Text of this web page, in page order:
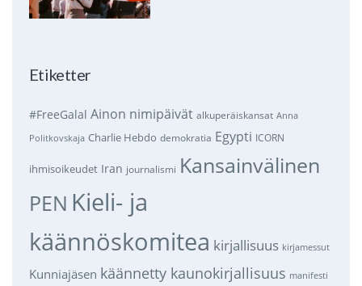
Etiketter
#FreeGalal Ainon nimipäivät alkuperäiskansat Anna
Politkovskaja Charlie Hebdo demokratia Egypti ICORN
ihmisoikeudet Iran journalismi Kansainvälinen
PEN Kieli- ja
käännöskomitea kirjallisuus kirjamessut
Kunniajäsen käännetty kaunokirjallisuus manifesti